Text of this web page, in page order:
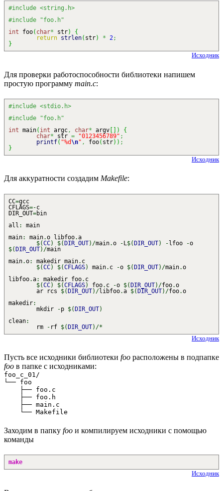
#include <string.h>
#include "foo.h"
int foo( char* str)
{
return strlen( str) * 2;
}
Исходник
Для проверки работоспособности библиотеки напишем
простую программу main.c:
#include <stdio.h>
#include "foo.h"
int main( int argc, char* argv )
{
char* str = "0123456789" ;
printf( "%d\n" , foo( str) ) ;
}
Исходник
Для аккуратности создадим Makefile:
CC=gcc
CFLAGS=-c
DIR_OUT=bin
all :
main
main: main.o libfoo.a
$(CC) $(DIR_OUT) /main.o -L $(DIR_OUT) -lfoo -o
$(DIR_OUT) /main
main.o: makedir main. c
$(CC) $(CFLAGS) main. c -o $(DIR_OUT) /main.o
libfoo.a: makedir foo. c
$(CC) $(CFLAGS) foo. c -o $(DIR_OUT) /foo.o
ar rcs $(DIR_OUT) /libfoo.a $(DIR_OUT) /foo.o
makedir:
mkdir
-p $(DIR_OUT)
clean:
rm
- rf $(DIR_OUT) /*
Исходник
Пусть все исходники библиотеки foo расположены в подпапке
foo в папке с исходниками:
foo_c_01/
└── foo
    ├── foo.c
    ├── foo.h
    ├── main.c
Заходим в папку foo и компилируем исходники с помощью
команды
make
Исходник